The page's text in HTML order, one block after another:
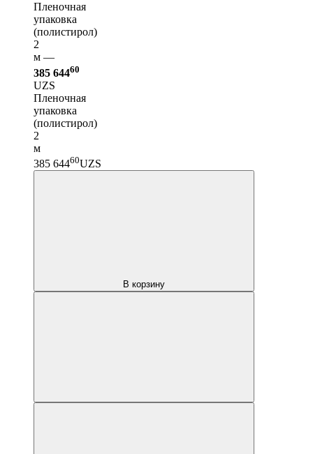
Пленочная
упаковка
(полистирол)
2
м —
385 64460
UZS
Пленочная
упаковка
(полистирол)
2
м
385 64460UZS
В корзину